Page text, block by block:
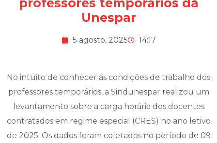
professores temporários da
Unespar
5 agosto, 2025 14:17
No intuito de conhecer as condições de trabalho dos
professores temporários, a Sindunespar realizou um
levantamento sobre a carga horária dos docentes
contratados em regime especial (CRES) no ano letivo
de 2025. Os dados foram coletados no período de 09